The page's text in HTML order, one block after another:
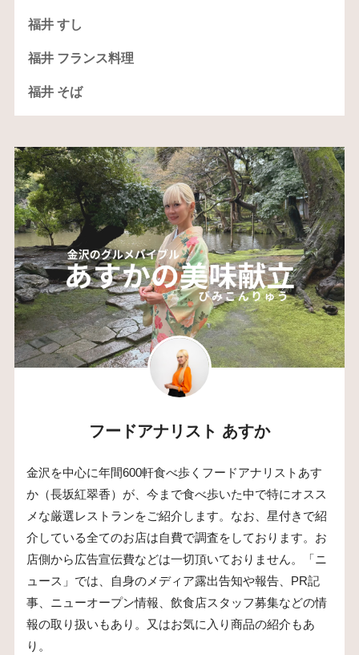
福井 すし
福井 フランス料理
福井 そば
フードアナリスト あすか
金沢を中心に年間600軒食べ歩くフードアナリストあす
か（長坂紅翠香）が、今まで食べ歩いた中で特にオスス
メな厳選レストランをご紹介します。なお、星付きで紹
介している全てのお店は自費で調査をしております。お
店側から広告宣伝費などは一切頂いておりません。「ニ
ュース」では、自身のメディア露出告知や報告、PR記
事、ニューオープン情報、飲食店スタッフ募集などの情
報の取り扱いもあり。又はお気に入り商品の紹介もあ
り。